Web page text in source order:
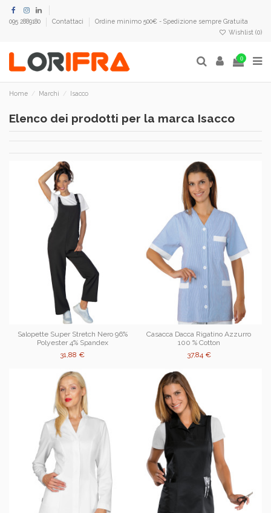
095 2889180 Contattaci
Ordine minimo 500€ - Spedizione sempre Gratuita
Wishlist (0)
0
Home Marchi Isacco
Elenco dei prodotti per la marca Isacco
Salopette Super Stretch Nero 96%
Polyester 4% Spandex
31,88 €
Casacca Dacca Rigatino Azzurro
100 % Cotton
37,84 €